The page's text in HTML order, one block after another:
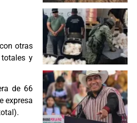
otras
y
de 66
expresa